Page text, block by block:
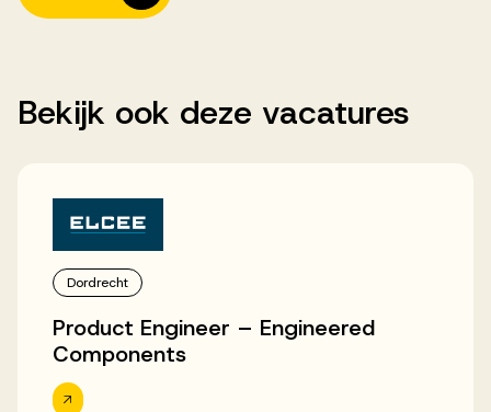
Bekijk ook deze vacatures
Dordrecht
Product Engineer – Engineered
Components